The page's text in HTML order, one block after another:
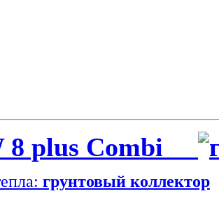
8 plus Combi
грунтовый коллектор